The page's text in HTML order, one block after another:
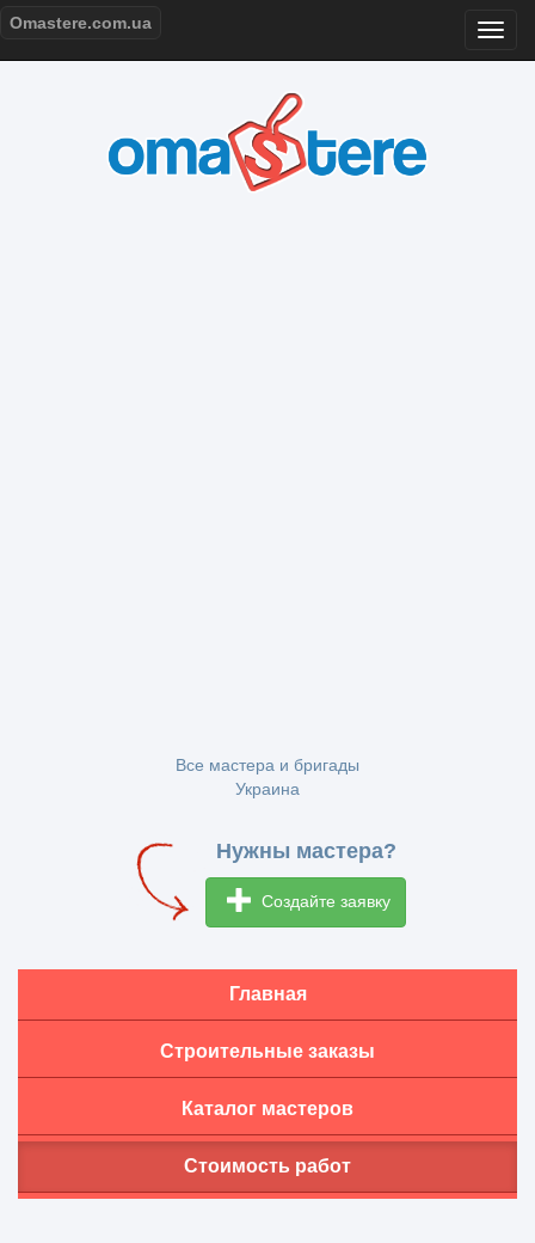
Omastere.com.ua
Все мастера и бригады
Украина
Нужны мастера?
Создайте заявку
Главная
Строительные заказы
Каталог мастеров
Стоимость работ